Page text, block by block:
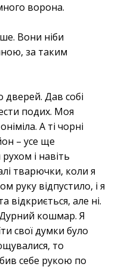
ворона.
Вони ніби
за таким
Дав собі
подих. Моя
А ті чорні
– усе ще
і навіть
тварючки, коли я
руку відпустило, і я
відкриється, але ні.
Дурний кошмар. Я
свої думки було
то
себе рукою по